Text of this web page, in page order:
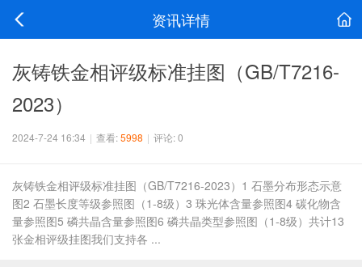
资讯详情
灰铸铁金相评级标准挂图（GB/T7216-
2023）
2024-7-24 16:34 | 查看:5998 | 评论: 0
灰铸铁金相评级标准挂图（GB/T7216-2023）1 石墨分布形态示意
图2 石墨长度等级参照图（1-8级）3 珠光体含量参照图4 碳化物含
量参照图5 磷共晶含量参照图6 磷共晶类型参照图（1-8级）共计13
张金相评级挂图我们支持各 ...